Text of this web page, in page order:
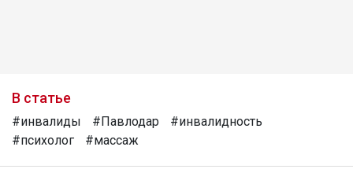
В статье
#инвалиды #Павлодар
#инвалидность
#психолог
#массаж